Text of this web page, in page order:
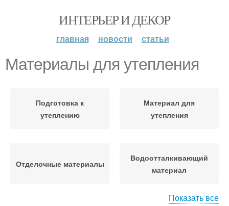
ИНТЕРЬЕР И ДЕКОР
главная новости статьи
Материалы для утепления
Подготовка к
утеплению
Материал для
утепления
Отделочные материалы
Водоотталкивающий
материал
Показать все